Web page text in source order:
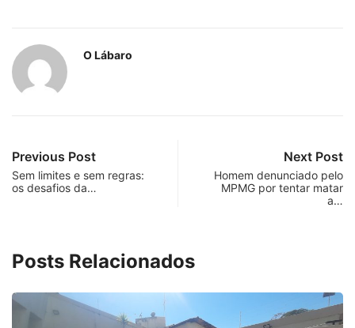
O Lábaro
Previous Post
Sem limites e sem regras:
os desafios da…
Next Post
Homem denunciado pelo
MPMG por tentar matar
a…
Posts Relacionados